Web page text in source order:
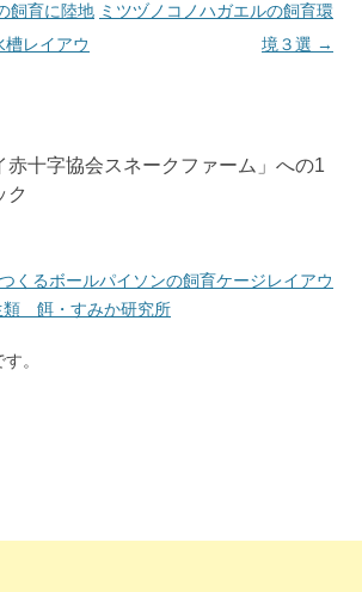
飼育に陸地
槽レイアウ
ミツヅノコノハガエルの飼育環
境３選 →
赤十字協会スネークファーム 」への1
ク
くるボールパイソンの飼育ケージレイアウ
類 餌・すみか研究所
。